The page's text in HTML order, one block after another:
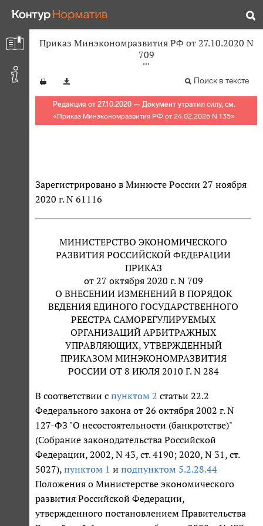
Приказ Минэкономразвития РФ от 27.10.2020 N
709
Поиск в тексте
Редакция от 27.10.2020 — Документ утратил силу, см.
«Приказ Минэкономразвития РФ от 24.02.2026 N 135»
Зарегистрировано в Минюсте России 27 ноября
2020 г. N 61116
МИНИСТЕРСТВО ЭКОНОМИЧЕСКОГО
РАЗВИТИЯ РОССИЙСКОЙ ФЕДЕРАЦИИ
ПРИКАЗ
от 27 октября 2020 г. N 709
О ВНЕСЕНИИ ИЗМЕНЕНИЙ В ПОРЯДОК
ВЕДЕНИЯ ЕДИНОГО ГОСУДАРСТВЕННОГО
РЕЕСТРА САМОРЕГУЛИРУЕМЫХ
ОРГАНИЗАЦИЙ АРБИТРАЖНЫХ
УПРАВЛЯЮЩИХ, УТВЕРЖДЕННЫЙ
ПРИКАЗОМ МИНЭКОНОМРАЗВИТИЯ
РОССИИ ОТ 8 ИЮЛЯ 2010 Г. N 284
В соответствии с пунктом 2 статьи 22.2
Федерального закона от 26 октября 2002 г. N
127-ФЗ "О несостоятельности (банкротстве)"
(Собрание законодательства Российской
Федерации, 2002, N 43, ст. 4190; 2020, N 31, ст.
5027), пунктом 1 и подпунктом 5.2.28.44
Положения о Министерстве экономического
развития Российской Федерации,
утвержденного постановлением Правительства